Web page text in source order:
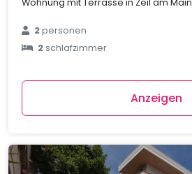
Wohnung mit Terrasse in Zeil am Main
2personen
2schlafzimmer
Anzeigen